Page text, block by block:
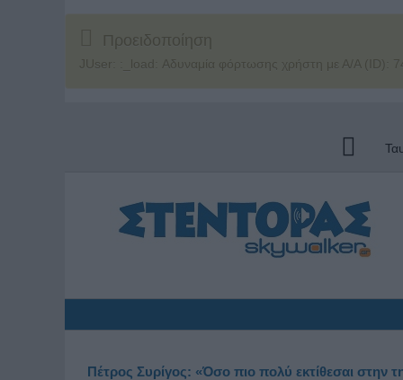
Προειδοποίηση
JUser: :_load: Αδυναμία φόρτωσης χρήστη με Α/Α (ID):
Πέτρος Συρίγος: «Όσο πιο πολύ εκτίθεσαι στην